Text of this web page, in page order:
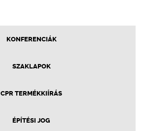
KONFERENCIÁK
SZAKLAPOK
CPR TERMÉKKIÍRÁS
ÉPÍTÉSI JOG